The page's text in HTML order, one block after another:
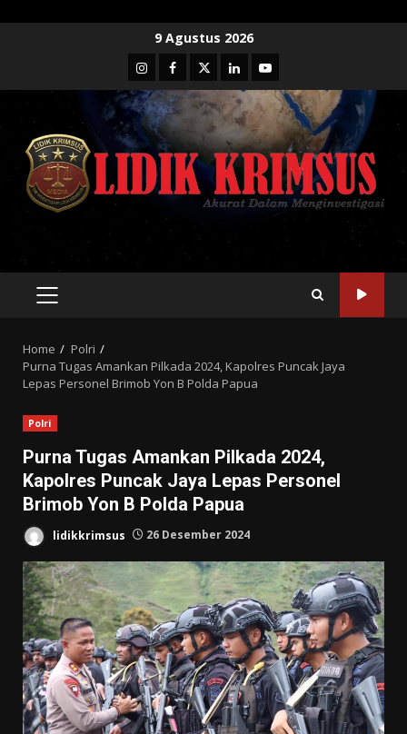
9 Agustus 2026
InstagramFacebook
TwitterLinkedinYoutube
PRIMARY
Home
Polri
Purna Tugas Amankan Pilkada 2024, Kapolres Puncak Jaya
Lepas Personel Brimob Yon B Polda Papua
Polri
Purna Tugas Amankan Pilkada 2024,
Kapolres Puncak Jaya Lepas Personel
Brimob Yon B Polda Papua
lidikkrimsus 26 Desember 2024